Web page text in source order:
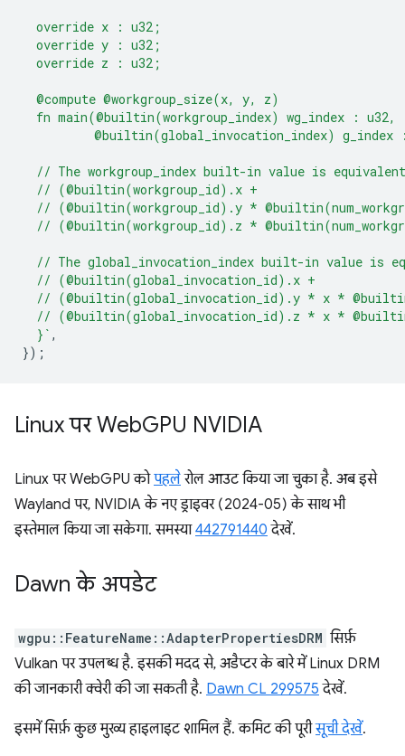
  override x : u32;
  override y : u32;
  override z : u32;
  @compute @workgroup_size(x, y, z)
  fn main(@builtin(workgroup_index) wg_index : u32,
@builtin(global_invocation_index) g_index
// The workgroup_index built-in value is
  // (@builtin(workgroup_id).x +
// (@builtin(workgroup_id).y *
// (@builtin(workgroup_id).z *
// The global_invocation_index built-in value is
  // (@builtin(global_invocation_id).x +
// (@builtin(global_invocation_id).y * x *
// (@builtin(global_invocation_id).z * x *
  }`
,
});
Linux पर WebGPU NVIDIA
Linux पर WebGPU कोपहलेरोल आउट किया जा चुका है. अब इसे
Wayland पर, NVIDIA के नए ड्राइवर (2024-05) के साथ भी
इस्तेमाल किया जा सकेगा. समस्या442791440 देखें.
Dawn के अपडेट
wgpu::FeatureName::AdapterPropertiesDRM सिर्फ़
Vulkan पर उपलब्ध है. इसकी मदद से, अडैप्टर के बारे में Linux DRM
की जानकारी क्वेरी की जा सकती है. Dawn CL 299575 देखें.
इसमें सिर्फ़ कुछ मुख्य हाइलाइट शामिल हैं. कमिट की पूरीसूची देखें.